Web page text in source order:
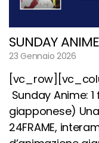
SUNDAY ANIME
23 Gennaio 2026
Sunday Anime:
giapponese)
24FRAME,